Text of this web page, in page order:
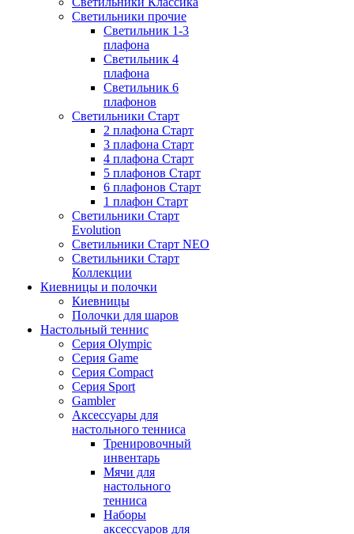
Светильники прочие
Светильник 1-3
плафона
Светильник 4
плафона
Светильник 6
плафонов
Светильники Старт
2 плафона Старт
3 плафона Старт
4 плафона Старт
5 плафонов Старт
6 плафонов Старт
1 плафон Старт
Светильники Старт
Evolution
Светильники Старт NEO
Светильники Старт
Коллекции
Киевницы и полочки
Киевницы
Полочки для шаров
Настольный теннис
Серия Olympic
Серия Game
Серия Compact
Серия Sport
Gambler
Аксессуары для
настольного тенниса
Тренировочный
инвентарь
Мячи для
настольного
тенниса
Наборы
аксессуаров для